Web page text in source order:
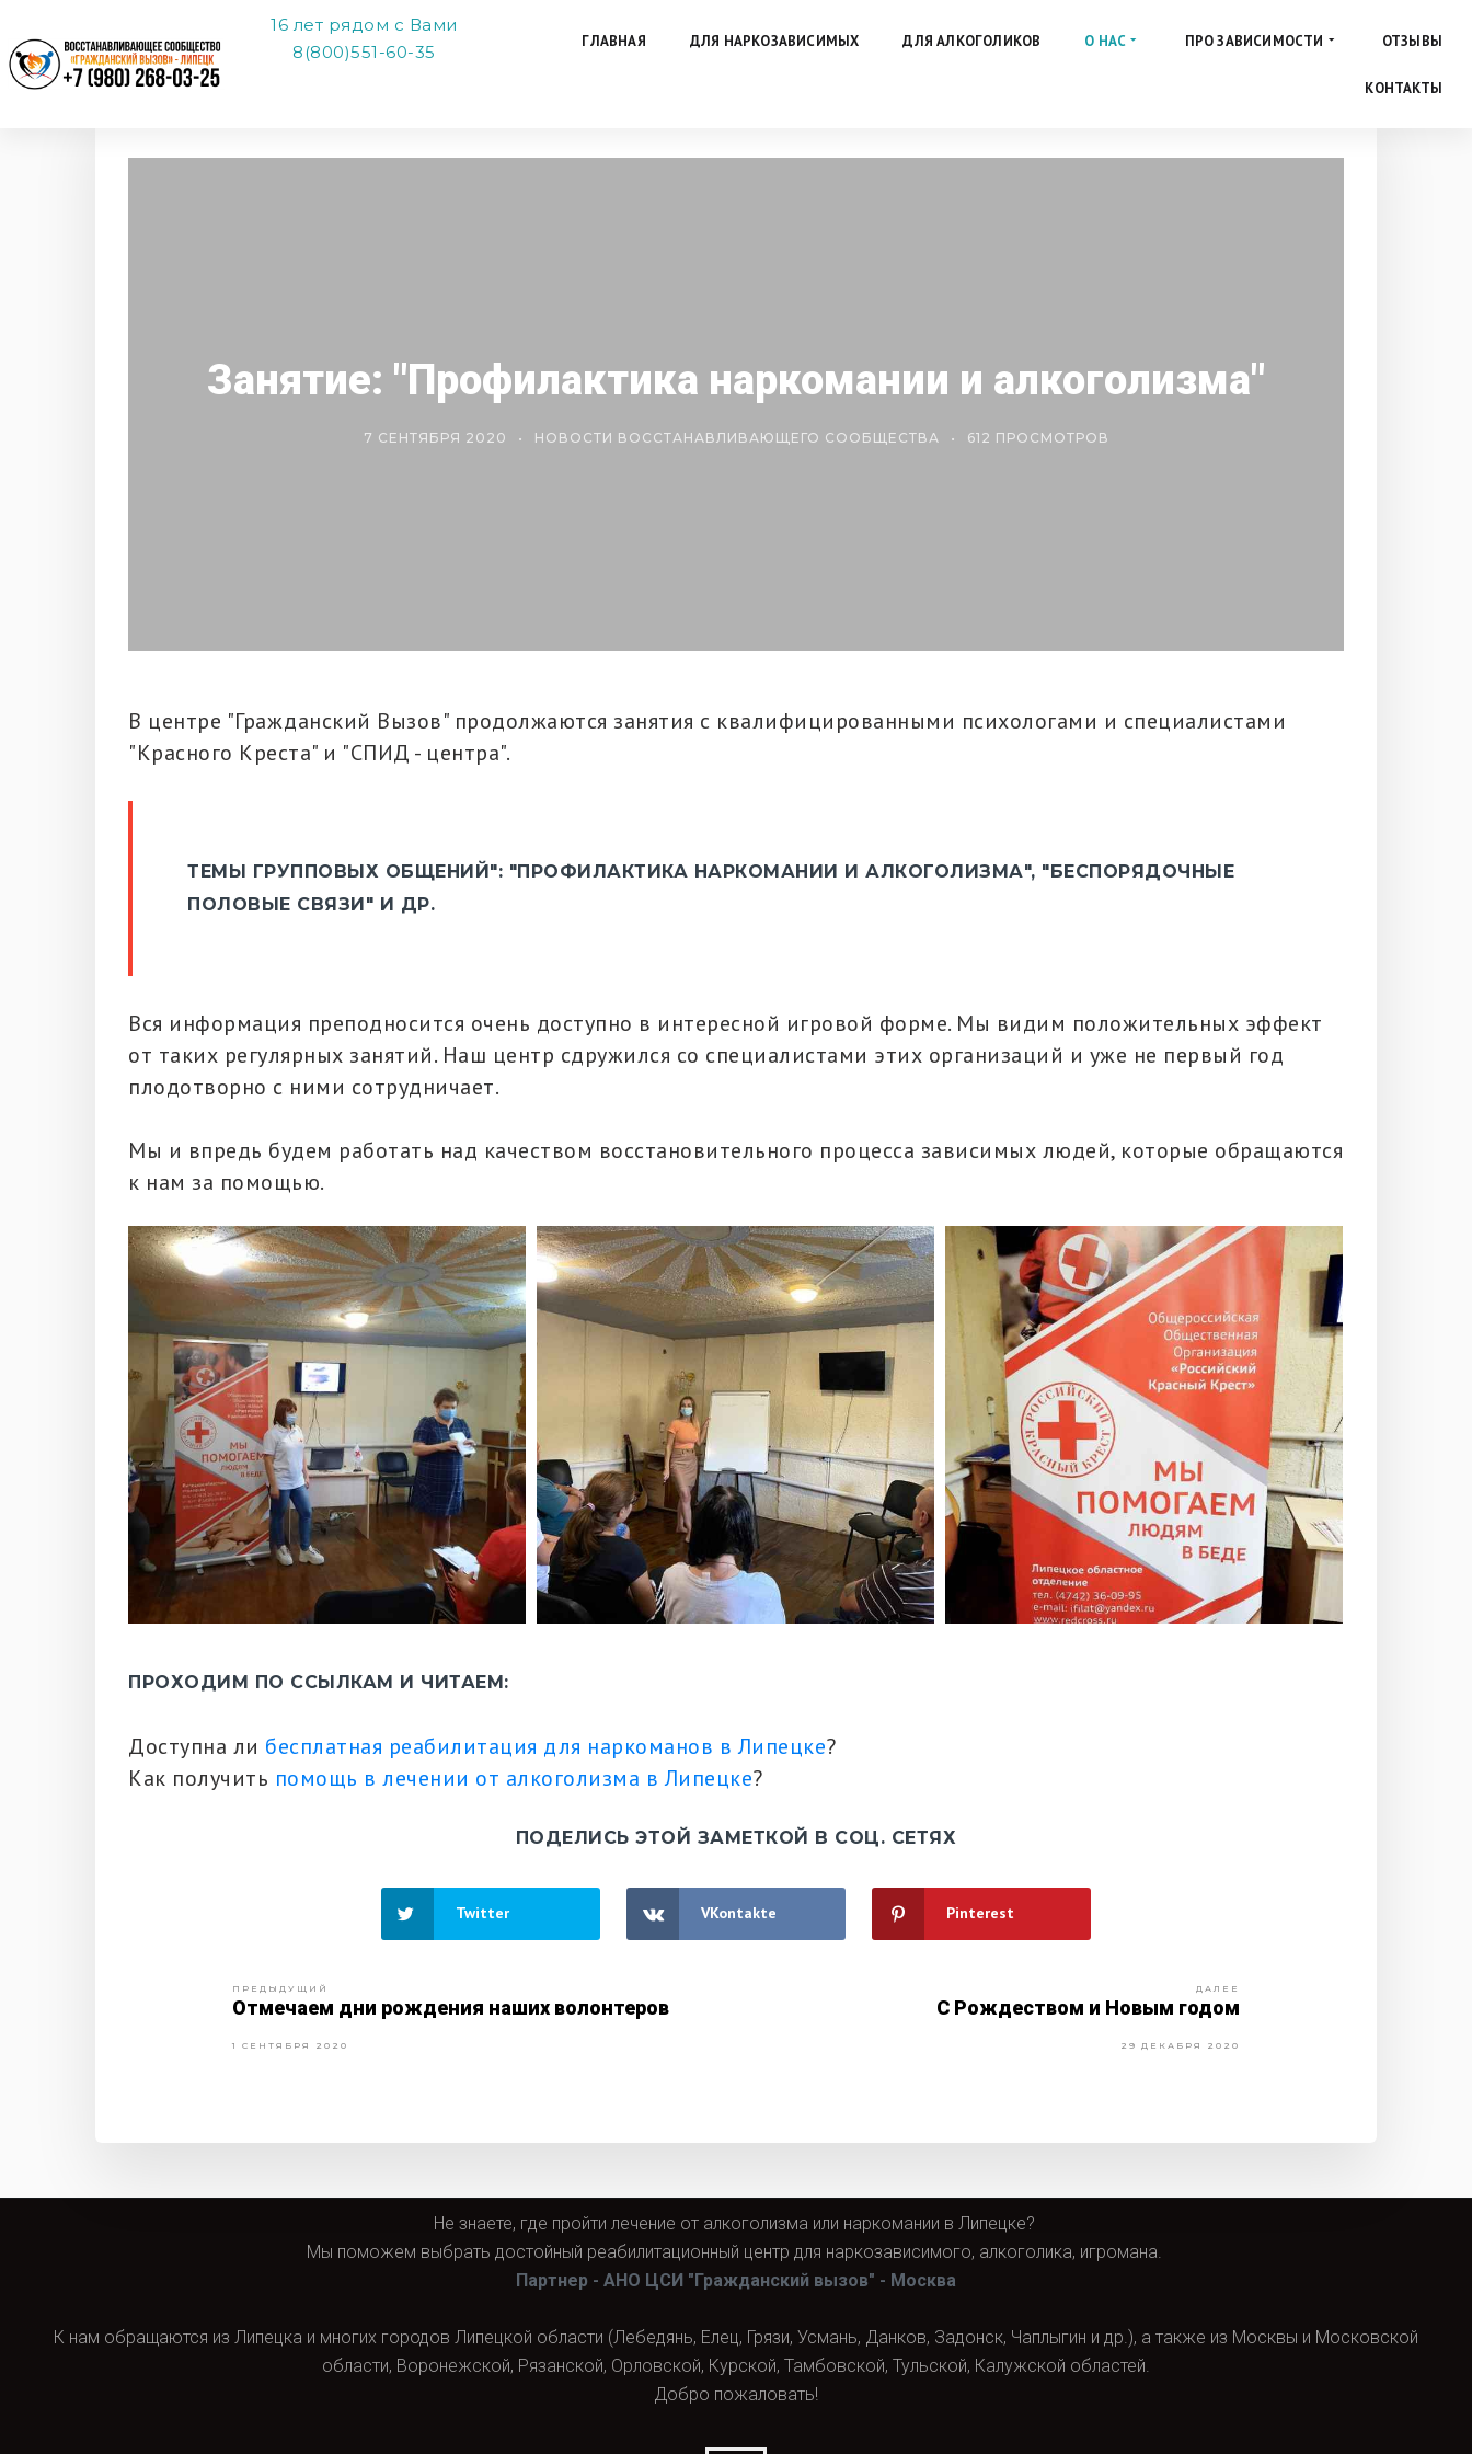
16 лет рядом с Вами
8(800)551-60-35
ГЛАВНАЯ ДЛЯ НАРКОЗАВИСИМЫХ ДЛЯ АЛКОГОЛИКОВ О НАС ПРО ЗАВИСИМОСТИ ОТЗЫВЫ
КОНТАКТЫ
Занятие: "Профилактика наркомании и алкоголизма"
7 СЕНТЯБРЯ 2020 НОВОСТИ ВОССТАНАВЛИВАЮЩЕГО СООБЩЕСТВА 612 ПРОСМОТРОВ
В центре "Гражданский Вызов" продолжаются занятия с квалифицированными психологами и специалистами
"Красного Креста" и "СПИД - центра".
ТЕМЫ ГРУППОВЫХ ОБЩЕНИЙ": "ПРОФИЛАКТИКА НАРКОМАНИИ И АЛКОГОЛИЗМА", "БЕСПОРЯДОЧНЫЕ
ПОЛОВЫЕ СВЯЗИ" И ДР.
Вся информация преподносится очень доступно в интересной игровой форме. Мы видим положительных эффект
от таких регулярных занятий. Наш центр сдружился со специалистами этих организаций и уже не первый год
плодотворно с ними сотрудничает.
Мы и впредь будем работать над качеством восстановительного процесса зависимых людей, которые обращаются
к нам за помощью.
ПРОХОДИМ ПО ССЫЛКАМ И ЧИТАЕМ:
Доступна ли бесплатная реабилитация для наркоманов в Липецке?
Как получить помощь в лечении от алкоголизма в Липецке?
ПОДЕЛИСЬ ЭТОЙ ЗАМЕТКОЙ В СОЦ. СЕТЯХ
Twitter VKontakte Pinterest
ПРЕДЫДУЩИЙ
Отмечаем дни рождения наших волонтеров
1 СЕНТЯБРЯ 2020
ДАЛЕЕ
С Рождеством и Новым годом
29 ДЕКАБРЯ 2020
Не знаете, где пройти лечение от алкоголизма или наркомании в Липецке?
Мы поможем выбрать достойный реабилитационный центр для наркозависимого, алкоголика, игромана.
Партнер - АНО ЦСИ "Гражданский вызов" - Москва
К нам обращаются из Липецка и многих городов Липецкой области (Лебедянь, Елец, Грязи, Усмань, Данков, Задонск, Чаплыгин и др.), а также из Москвы и Московской
области, Воронежской, Рязанской, Орловской, Курской, Тамбовской, Тульской, Калужской областей.
Добро пожаловать!